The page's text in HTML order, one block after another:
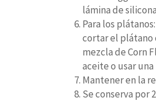
lámina de
Para los plátanos:
cortar el plátano
mezcla de Corn
aceite o usar
Mantener en la
Se conserva por